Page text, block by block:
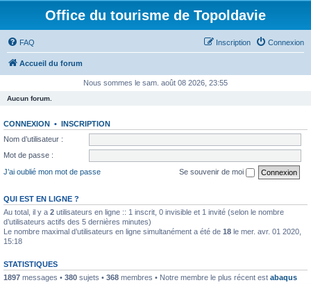
Office du tourisme de Topoldavie
FAQ Connexion
Inscription
Accueil du forum
Nous sommes le sam. août 08 2026, 23:55
Aucun forum.
CONNEXION • INSCRIPTION
Nom d’utilisateur :
Mot de passe :
J’ai oublié mon mot de passe
Se souvenir de moi
QUI EST EN LIGNE ?
Au total, il y a 2 utilisateurs en ligne :: 1 inscrit, 0 invisible et 1 invité (selon le nombre
d’utilisateurs actifs des 5 dernières minutes)
Le nombre maximal d’utilisateurs en ligne simultanément a été de 18 le mer. avr. 01 2020,
15:18
STATISTIQUES
1897 messages • 380 sujets • 368 membres • Notre membre le plus récent est abaqus